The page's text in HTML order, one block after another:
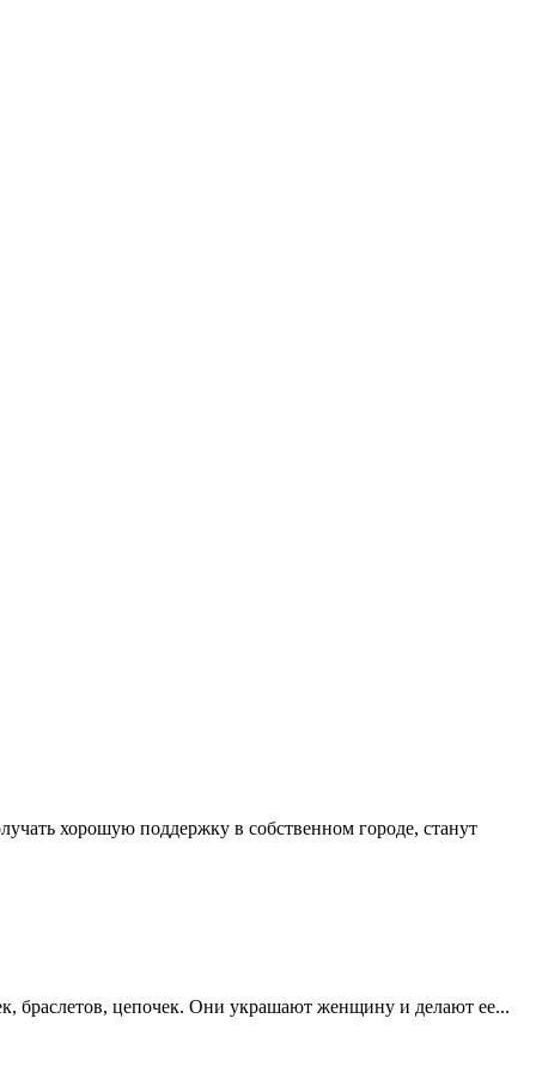
хорошую поддержку в собственном городе, станут
браслетов, цепочек. Они украшают женщину и делают ее...